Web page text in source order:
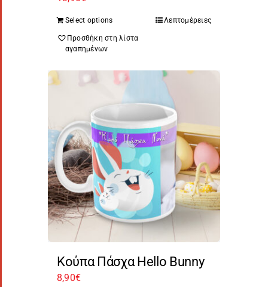
Select options Λεπτομέρειες
Προσθήκη στη λίστα
αγαπημένων
Κούπα Πάσχα Hello Bunny
8,90€